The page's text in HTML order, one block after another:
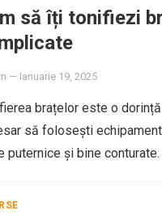
să îți tonifiezi
— Ianuarie 19, 2025
brațelor este o
să folosești
puternice și bine